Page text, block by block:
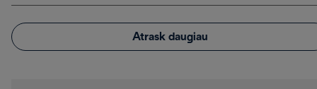
Atrask daugiau